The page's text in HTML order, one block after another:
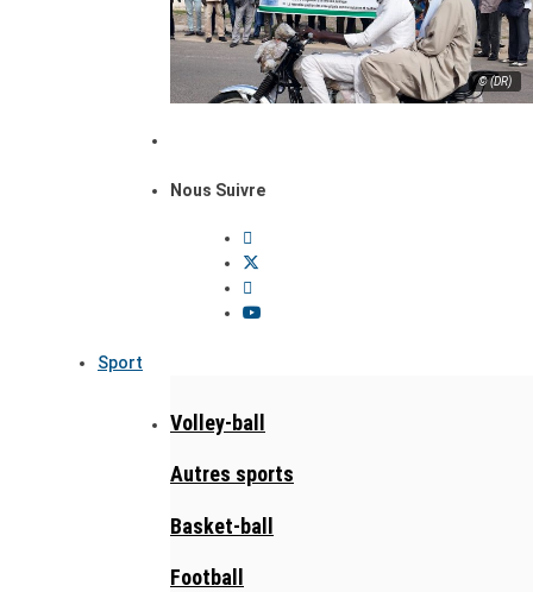
© (DR)
Nous Suivre
Sport
Volley-ball
Autres sports
Basket-ball
Football